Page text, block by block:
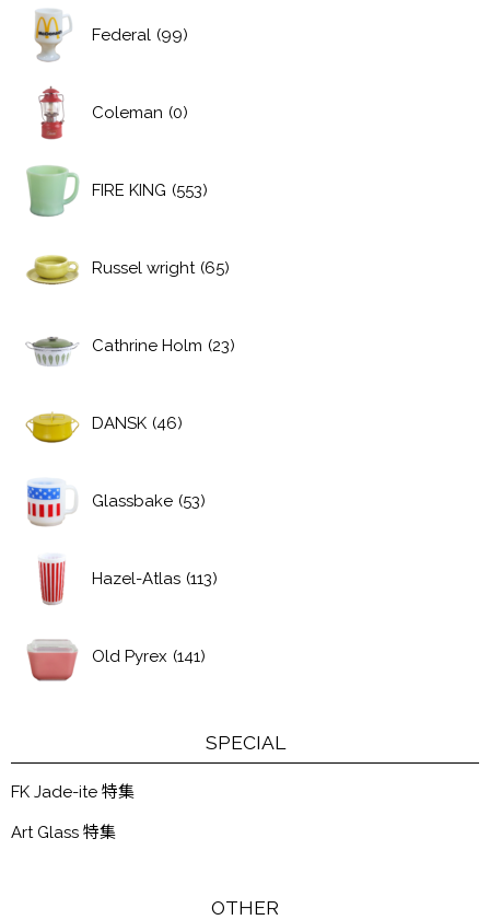
Federal (99)
Coleman (0)
FIRE KING (553)
Russel wright (65)
Cathrine Holm (23)
DANSK (46)
Glassbake (53)
Hazel-Atlas (113)
Old Pyrex (141)
SPECIAL
FK Jade-ite 特集
Art Glass 特集
OTHER